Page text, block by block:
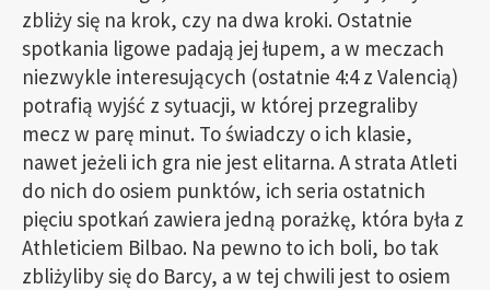
zbliży się na krok, czy na dwa kroki. Ostatnie
spotkania ligowe padają jej łupem, a w meczach
niezwykle interesujących (ostatnie 4:4 z Valencią)
potrafią wyjść z sytuacji, w której przegraliby
mecz w parę minut. To świadczy o ich klasie,
nawet jeżeli ich gra nie jest elitarna. A strata Atleti
do nich do osiem punktów, ich seria ostatnich
pięciu spotkań zawiera jedną porażkę, która była z
Athleticiem Bilbao. Na pewno to ich boli, bo tak
zbliżyliby się do Barcy, a w tej chwili jest to osiem